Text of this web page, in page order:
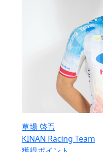
草場 啓吾
KINAN Racing Team